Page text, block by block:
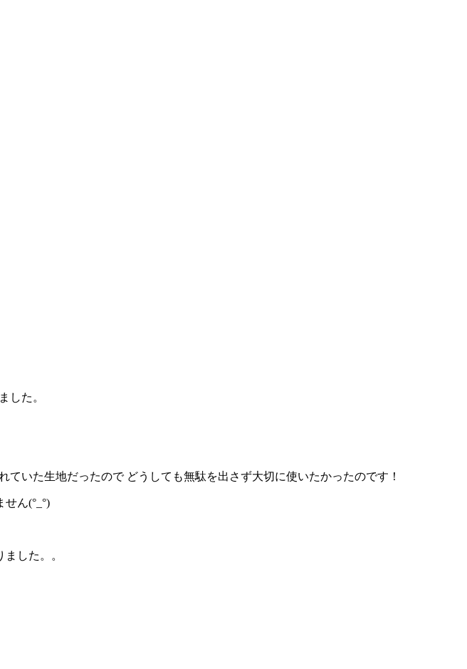
した。
いた生地だったので どうしても無駄を出さず大切に使いたかったのです！
ん(°_°)
した。。